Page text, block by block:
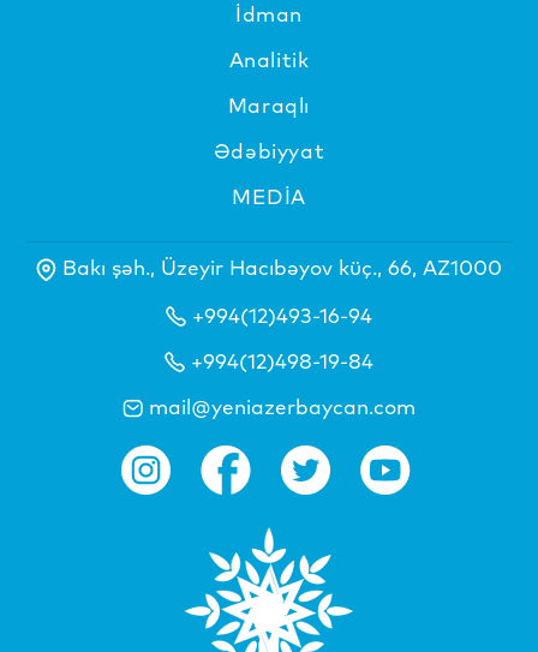
İdman
Analitik
Maraqlı
Ədəbiyyat
MEDİA
Bakı şəh., Üzeyir Hacıbəyov küç., 66, AZ1000
+994(12)493-16-94
+994(12)498-19-84
mail@yeniazerbaycan.com